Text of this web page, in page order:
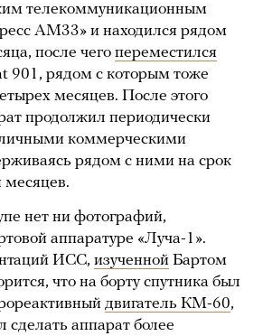
телекоммуникационным
АМ33» и находился рядом
после чего переместился
901, рядом с которым тоже
месяцев. После этого
продолжил периодически
коммерческими
рядом с ними на срок
месяцев.
нет ни фотографий,
аппаратуре «Луча-1».
ИСС, изученной Бартом
что на борту спутника был
двигатель КМ-60,
сделать аппарат более